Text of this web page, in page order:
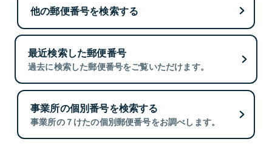
他の郵便番号を検索する
最近検索した郵便番号
過去に検索した郵便番号をご覧いただけます。
事業所の個別番号を検索する
事業所の７けたの個別郵便番号をお調べします。